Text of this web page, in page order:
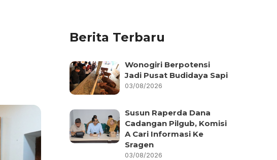
Berita Terbaru
Wonogiri Berpotensi
Jadi Pusat Budidaya Sapi
03/08/2026
Susun Raperda Dana
Cadangan Pilgub, Komisi
A Cari Informasi Ke
Sragen
03/08/2026